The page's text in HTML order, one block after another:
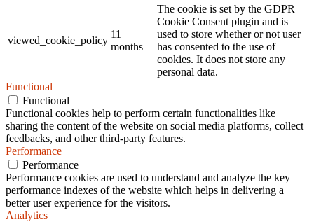
viewed_cookie_policy
11
months
The cookie is set by the GDPR
Cookie Consent plugin and is
used to store whether or not user
has consented to the use of
cookies. It does not store any
personal data.
Functional
Functional
Functional cookies help to perform certain functionalities like
sharing the content of the website on social media platforms, collect
feedbacks, and other third-party features.
Performance
Performance
Performance cookies are used to understand and analyze the key
performance indexes of the website which helps in delivering a
better user experience for the visitors.
Analytics